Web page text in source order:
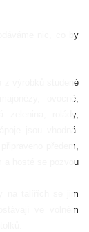
nic, co by
z výrobků studené
ovocné,
zelenina, rolády,
jsou vhodná
pře­dem,
a hosté se pozvou
na talířích se jim
ve vol­ném